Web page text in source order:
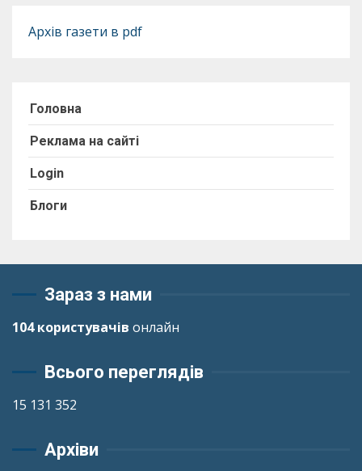
Архів газети в pdf
Головна
Реклама на сайті
Login
Блоги
Зараз з нами
104 користувачів онлайн
Всього переглядів
15 131 352
Архіви